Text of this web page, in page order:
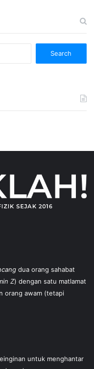
dua orang sahabat
Z) dengan satu matlamat
orang awam (tetapi
untuk menghantar